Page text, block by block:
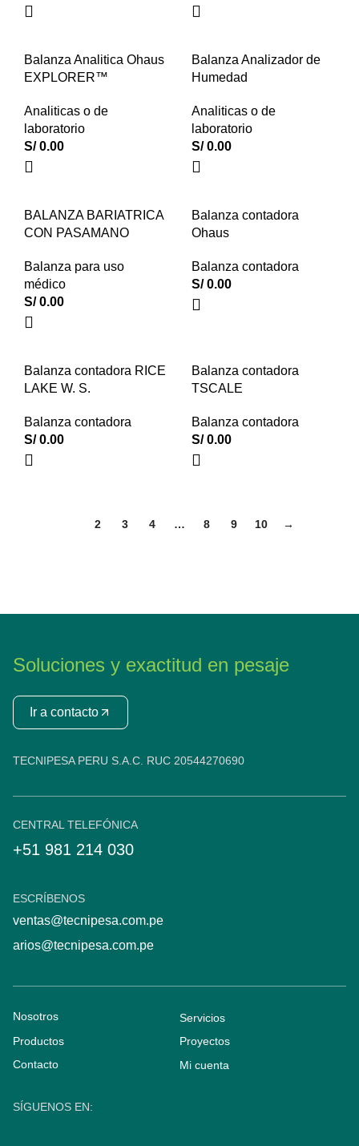
Balanza Analitica Ohaus
EXPLORER™
Analiticas o de
laboratorio
S/0.00
Balanza Analizador de
Humedad
Analiticas o de
laboratorio
S/0.00
BALANZA BARIATRICA
CON PASAMANO
Balanza para uso
médico
S/0.00
Balanza contadora
Ohaus
Balanza contadora
S/0.00
Balanza contadora RICE
LAKE W. S.
Balanza contadora
S/0.00
Balanza contadora
TSCALE
Balanza contadora
S/0.00
2 3 4 … 8 9 10 →
Soluciones y exactitud en pesaje
Ir a contacto
TECNIPESA PERU S.A.C. RUC 20544270690
CENTRAL TELEFÓNICA
+51 981 214 030
ESCRÍBENOS
ventas@tecnipesa.com.pe
arios@tecnipesa.com.pe
Nosotros
Servicios
Productos
Proyectos
Contacto
Mi cuenta
SÍGUENOS EN: